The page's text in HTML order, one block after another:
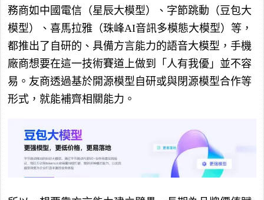
務商如中國電信（星辰大模型）、字節跳動（豆包大
模型）、喜馬拉雅（珠峰AI音訊多模態大模型）等，
都推出了自研的、具備方言能力的語音大模型，手機
廠商想要在這一技術賽道上做到「人有我優」並不容
易。友商透過基於開源模型自研或與閉源模型合作等
形式，就能補齊相關能力。